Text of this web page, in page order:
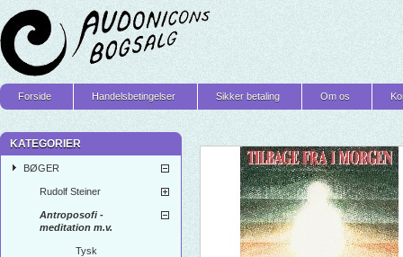
Forside Handelsbetingelser Sikker betaling Om os
KATEGORIER
BØGER
Rudolf Steiner
Antroposofi -
meditation m.v.
Tysk